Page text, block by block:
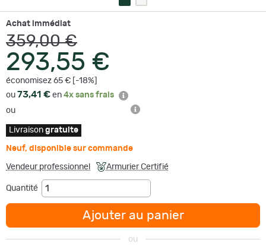
Achat immédiat
359,00 €
293,55 €
économisez 65 € [-18%]
ou 73,41 € en 4x sans frais
ou
Livraison gratuite
Neuf, disponible sur commande
Vendeur professionnel Armurier Certifié
Quantité
Ajouter au panier
ou